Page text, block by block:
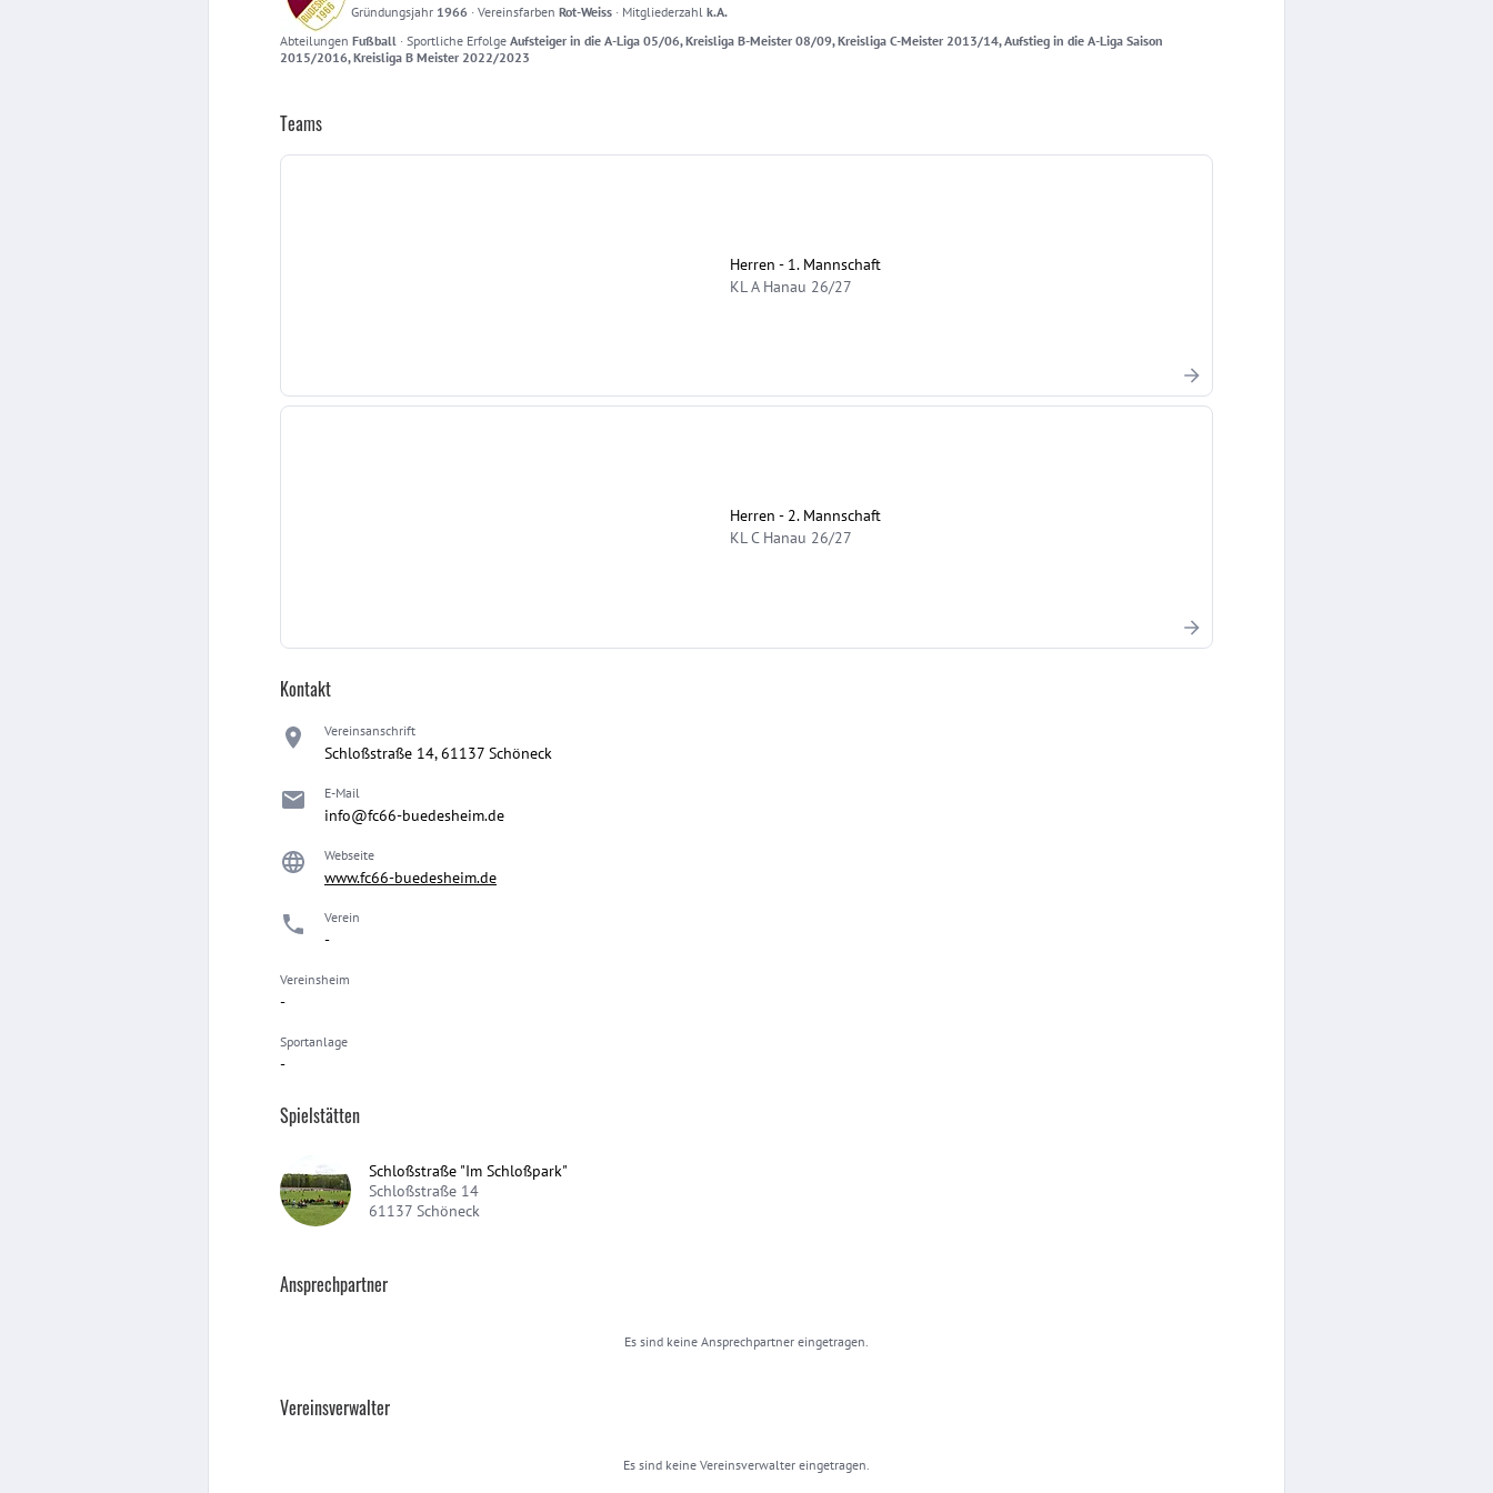
Gründungsjahr 1966 · Vereinsfarben Rot-Weiss · Mitgliederzahl k.A.
Abteilungen Fußball · Sportliche Erfolge Aufsteiger in die A-Liga 05/06, Kreisliga B-Meister 08/09, Kreisliga C-Meister 2013/14, Aufstieg in die A-Liga Saison
2015/2016, Kreisliga B Meister 2022/2023
Teams
Herren - 1. Mannschaft
KL A Hanau 26/27
Herren - 2. Mannschaft
KL C Hanau 26/27
Kontakt
Vereinsanschrift
Schloßstraße 14, 61137 Schöneck
E-Mail
info@fc66-buedesheim.de
Webseite
www.fc66-buedesheim.de
Verein
-
Vereinsheim
-
Sportanlage
-
Spielstätten
Schloßstraße "Im Schloßpark"
Schloßstraße 14
61137 Schöneck
Ansprechpartner
Es sind keine Ansprechpartner eingetragen.
Vereinsverwalter
Es sind keine Vereinsverwalter eingetragen.